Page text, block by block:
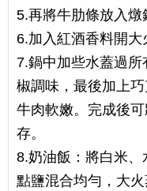
5.再將牛肋條放入燉
6.加入紅酒香料開大
7.鍋中加些水蓋過
椒調味，最後加上
牛肉軟嫩。完成後
存。
8.奶油飯：將白米
點鹽混合均勻，大